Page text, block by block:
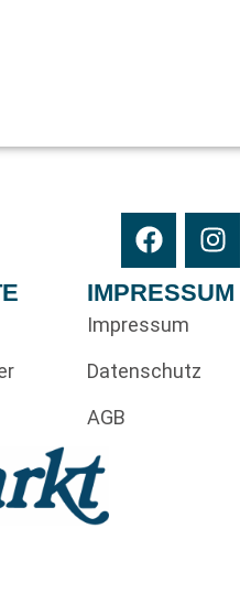
IMPRESSUM
Impressum
Datenschutz
AGB